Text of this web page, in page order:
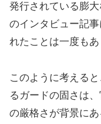
発行されている膨
のインタビュー記
れたことは一度もあ
このように考える
るガードの固さは
の厳格さが背景にあ